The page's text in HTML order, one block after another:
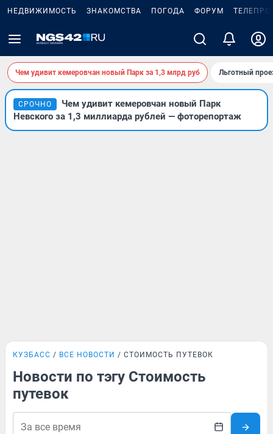
НЕДВИЖИМОСТЬ ЗНАКОМСТВА ПОГОДА ФОРУМ
Чем удивит кемеровчан новый Парк за 1,3 млрд руб Льготный
СРОЧНО
Чем удивит кемеровчан новый Парк
Невского за 1,3 миллиарда рублей — фоторепортаж
КУЗБАСС ВСЕ НОВОСТИ СТОИМОСТЬ ПУТЕВОК
Новости по тэгу Стоимость
путевок